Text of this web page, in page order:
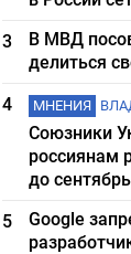
3
В МВД
делиться
4
МНЕНИЯ
Союзники
россиянам
до
5
Google